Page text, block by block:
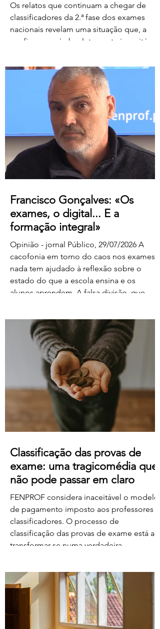
Os relatos que continuam a chegar de
classificadores da 2.ª fase dos exames
nacionais revelam uma situação que, a
confirmar-se, é absolutamente inaceitável.
assegurado, em condições
extremamente difíceis, a classificação da
1.ª fase, surgem agora orientações que
determinam que, se um classificador não
registar classificações num determinado
período de tempo, as provas lhe sejam
retiradas e redistribuídas. Estamos a falar
de professores
Francisco Gonçalves: «Os
exames, o digital... E a
formação integral»
Opinião - jornal Público, 29/07/2026 A
cacofonia em torno do caos nos exames
nada tem ajudado à reflexão sobre o
estado do que a escola ensina e os
alunos aprendem. A falsa divisão, que
e os da ignorância, os do rigor e os do
facilitismo, os da inovação e os
empedernidos – é mais um agente de
confusão. O olhar da FENPROF para este
processo parte, como não podia deixar
de ser, das violações dos
Classificação das provas de
exame: uma tragicomédia que
não pode passar em claro
FENPROF considera inaceitável o modelo
de pagamento imposto aos professores
classificadores. O processo de
classificação das provas de exame está a
transformar-se numa verdadeira
desorganização que marcaram este
processo, o Governo e o Ministério da
Educação, Ciência e Inovação parecem
querer acrescentar uma nova dimensão